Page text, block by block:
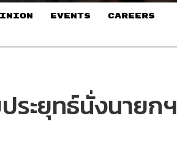
EVENTS CAREERS
ะยุทธ์นั่งนายกฯ